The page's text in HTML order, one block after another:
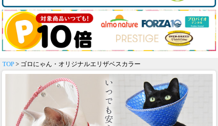
TOP > ゴロにゃん・オリジナルエリザベスカラー